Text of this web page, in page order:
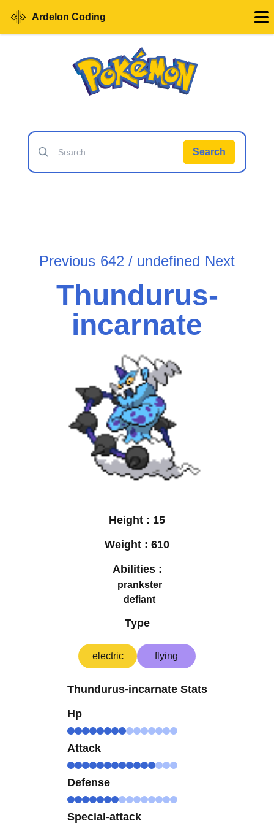
Ardelon Coding
Search
Previous 642 / undefined Next
Thundurus-
incarnate
Height : 15
Weight : 610
Abilities :
prankster
defiant
Type
electric flying
Thundurus-incarnate Stats
Hp
Attack
Defense
Special-attack